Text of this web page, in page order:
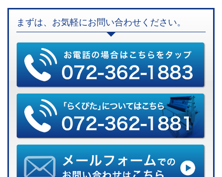
まずは、お気軽にお問い合わせください。